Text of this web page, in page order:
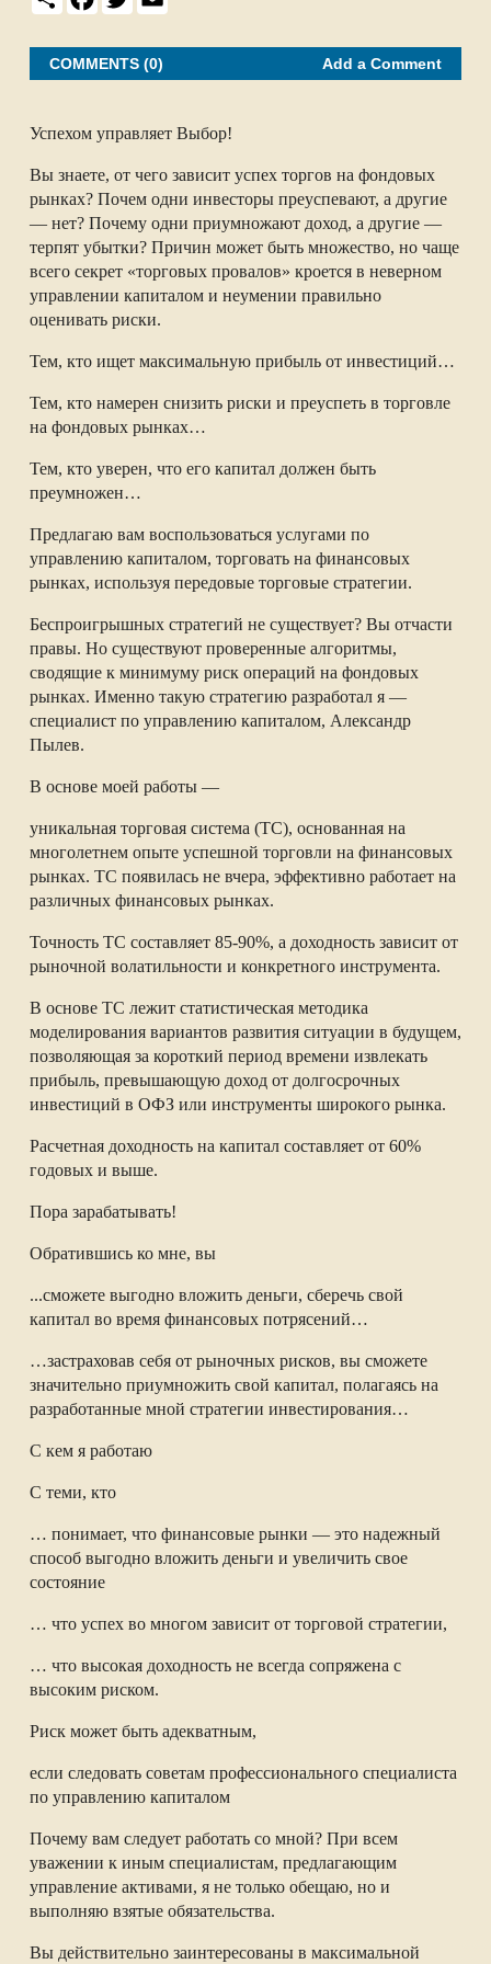
h
r
a
e
b
o
w
t
t
e
m
i
l
COMMENTS (0) Add a Comment
Успехом управляет Выбор!
Вы знаете, от чего зависит успех торгов на фондовых
рынках? Почем одни инвесторы преуспевают, а другие
— нет? Почему одни приумножают доход, а другие —
терпят убытки? Причин может быть множество, но чаще
всего секрет «торговых провалов» кроется в неверном
управлении капиталом и неумении правильно
оценивать риски.
Тем, кто ищет максимальную прибыль от инвестиций…
Тем, кто намерен снизить риски и преуспеть в торговле
на фондовых рынках…
Тем, кто уверен, что его капитал должен быть
преумножен…
Предлагаю вам воспользоваться услугами по
управлению капиталом, торговать на финансовых
рынках, используя передовые торговые стратегии.
Беспроигрышных стратегий не существует? Вы отчасти
правы. Но существуют проверенные алгоритмы,
сводящие к минимуму риск операций на фондовых
рынках. Именно такую стратегию разработал я —
специалист по управлению капиталом, Александр
Пылев.
В основе моей работы —
уникальная торговая система (ТС), основанная на
многолетнем опыте успешной торговли на финансовых
рынках. ТС появилась не вчера, эффективно работает на
различных финансовых рынках.
Точность ТС составляет 85-90%, а доходность зависит от
рыночной волатильности и конкретного инструмента.
В основе ТС лежит статистическая методика
моделирования вариантов развития ситуации в будущем,
позволяющая за короткий период времени извлекать
прибыль, превышающую доход от долгосрочных
инвестиций в ОФЗ или инструменты широкого рынка.
Расчетная доходность на капитал составляет от 60%
годовых и выше.
Пора зарабатывать!
Обратившись ко мне, вы
...сможете выгодно вложить деньги, сберечь свой
капитал во время финансовых потрясений…
…застраховав себя от рыночных рисков, вы сможете
значительно приумножить свой капитал, полагаясь на
разработанные мной стратегии инвестирования…
С кем я работаю
С теми, кто
… понимает, что финансовые рынки — это надежный
способ выгодно вложить деньги и увеличить свое
состояние
… что успех во многом зависит от торговой стратегии,
… что высокая доходность не всегда сопряжена с
высоким риском.
Риск может быть адекватным,
если следовать советам профессионального специалиста
по управлению капиталом
Почему вам следует работать со мной? При всем
уважении к иным специалистам, предлагающим
управление активами, я не только обещаю, но и
выполняю взятые обязательства.
Вы действительно заинтересованы в максимальной